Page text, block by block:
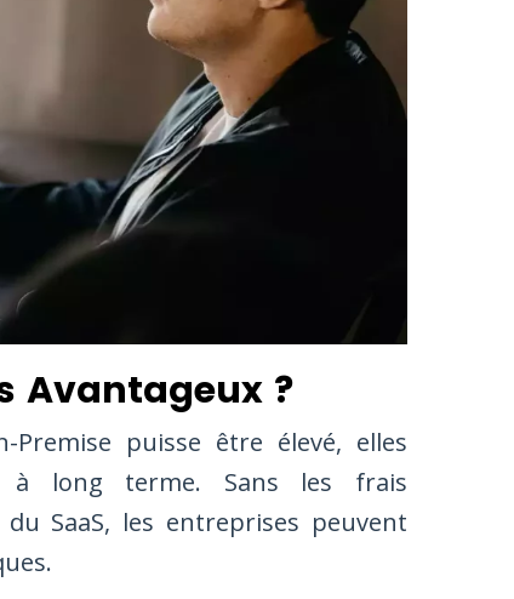
Avantageux ?
puisse être élevé, elles
à long terme. Sans les frais
SaaS, les entreprises peuvent